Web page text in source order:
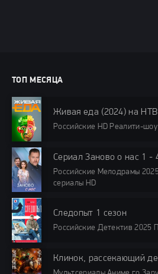
ТОП МЕСЯЦА
Живая еда (2024) на НТВ
Российские Мелодрамы 2025 Домашний мини-
сериалы HD
Следопыт 1 сезон